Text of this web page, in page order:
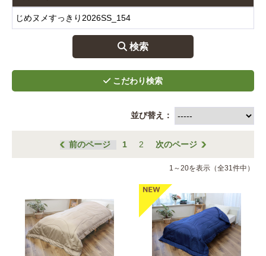
 検索
並び替え：
前のページ 1 2 次のページ
1～20を表示（全31件中）